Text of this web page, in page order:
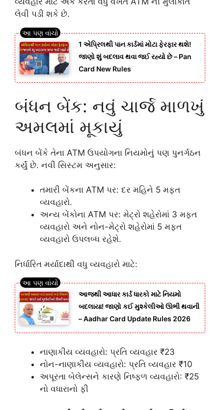
લેવી પડી શકે છે.
1 એપ્રિલથી પાન કાર્ડમાં મોટા ફેરફાર થશે!
જાણો શું બદલાવ થવા જઈ રહ્યો છે – Pan
Card New Rules
બંધન બેંક: નવું ચાર્જ માળખું
અમલમાં મૂકાયું
બંધન બેંકે તેના ATM ઉપયોગના નિયમોનું પણ પુનર્ગઠન
કર્યું છે. નવી સિસ્ટમ અનુસાર:
તમારી બેંકના ATM પર: દર મહિને 5 મફત
વ્યવહારો.
અન્ય બેંકોના ATM પર: મેટ્રો શહેરોમાં 3 મફત
વ્યવહારો અને નોન-મેટ્રો શહેરોમાં 5 મફત
વ્યવહારો ઉપલબ્ધ રહેશે.
નિર્ધારિત મર્યાદાથી વધુ વ્યવહારો માટે:
આજથી આધાર કાર્ડ ધારકો માટે નિયમો
બદલાયા! જાણો કઈ મુશ્કેલીઓ ઊભી થવાની
– Aadhar Card Update Rules 2026
નાણાકીય વ્યવહારો: પ્રતિ વ્યવહાર ₹23
નોન-નાણાકીય વ્યવહારો: પ્રતિ વ્યવહાર ₹10
અપૂરતા બેલેન્સને કારણે નિષ્ફળ વ્યવહારો: ₹25
નો વધારાનો ફી